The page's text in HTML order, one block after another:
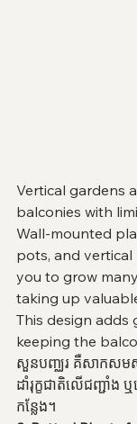
Vertical gardens
balconies with
Wall-mounted
pots, and
you to grow
taking up
This design adds
keeping the
សួនបញ្ឈរ គឺសាកសម
ដាំរុក្ខជាតិលើជញ្ជាំង
កន្លែង។